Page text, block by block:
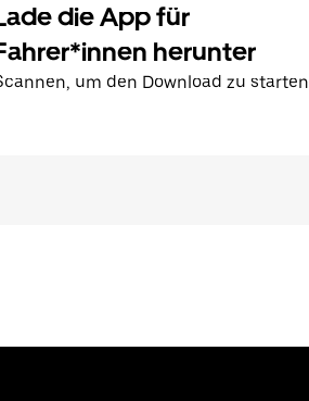
die App für
herunter
um den Download zu starten